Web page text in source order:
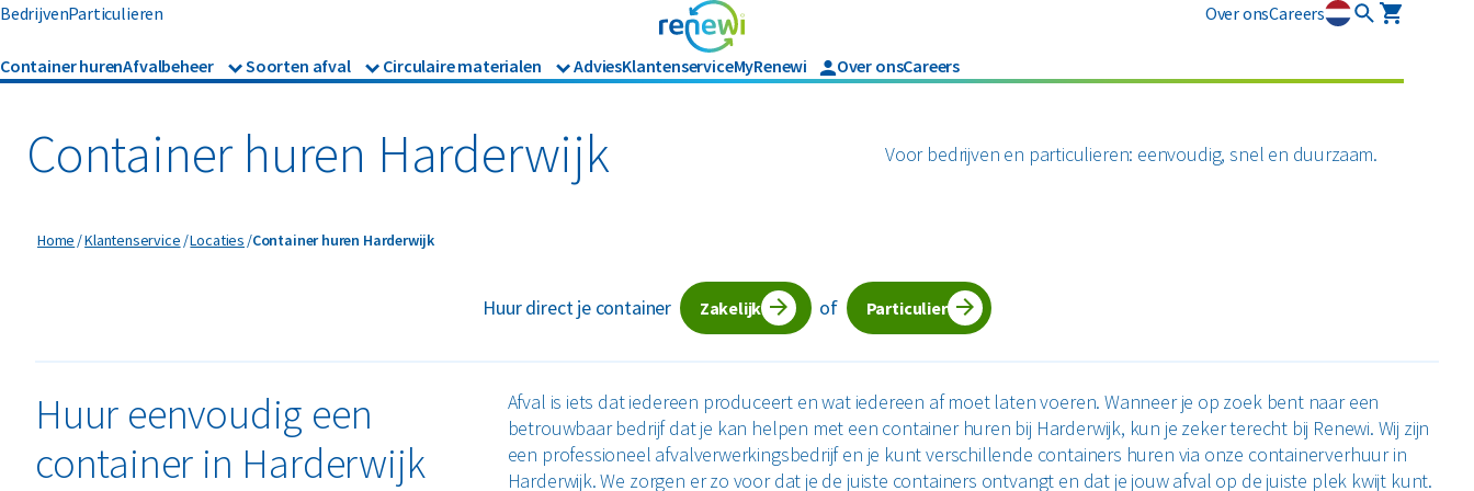
BedrijvenParticulieren Over onsCareers
Container hurenAfvalbeheer
Afzetcontainers
Swill tank
Interne inzamelmiddelen
Horeca en recreatie
Zakelijke dienstverlening
Zorg
Bekijk alle branches
Onze diensten
Circulair+
Soorten afval
Banden
Bouw- en sloopafval
Glas
Grofvuil PMD
Circulaire materialen
Hout Mineralen Alle circulaire materialen
AdviesKlantenserviceMyRenewi Over onsCareers
Container huren Harderwijk Voor bedrijven en particulieren: eenvoudig, snel en duurzaam.
Home Klantenservice Locaties Container huren Harderwijk
Container huren Harderwijk
Huur direct je container Zakelijk of Particulier
Huur eenvoudig een
container in Harderwijk
Afval is iets dat iedereen produceert en wat iedereen af moet laten voeren. Wanneer je op zoek bent naar een
betrouwbaar bedrijf dat je kan helpen met een container huren bij Harderwijk, kun je zeker terecht bij Renewi. Wij zijn
een professioneel afvalverwerkingsbedrijf en je kunt verschillende containers huren via onze containerverhuur in
Harderwijk. We zorgen er zo voor dat je de juiste containers ontvangt en dat je jouw afval op de juiste plek kwijt kunt.